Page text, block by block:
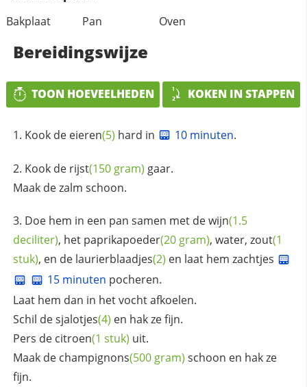
Bakplaat
Pan Oven
Bereidingswijze
TOON HOEVEELHEDEN KOKEN IN STAPPEN
Kook de eieren(5) hard in 10 minuten.
Kook de rijst(150 gram) gaar.
Maak de zalm schoon.
Doe hem in een pan samen met dewijn(1.5
deciliter), het paprikapoeder(20 gram), water, zout(1
stuk), en de laurierblaadjes(2) en laat hem zachtjes
15 minuten pocheren.
Laat hem dan in het vocht afkoelen.
Schil desjalotjes(4) en hak ze fijn.
Pers de citroen(1 stuk) uit.
Maak de champignons(500 gram) schoon en hak ze
fijn.